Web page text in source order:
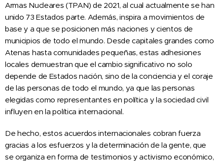
Armas Nucleares (TPAN) de 2021, al cual actualmente se han
unido 73 Estados parte. Además, inspira a movimientos de
base y a que se posicionen más naciones y cientos de
municipios de todo el mundo. Desde capitales grandes como
Atenas hasta comunidades pequeñas, estas adhesiones
locales demuestran que el cambio significativo no solo
depende de Estados nación, sino de la conciencia y el coraje
de las personas de todo el mundo, ya que las personas
elegidas como representantes en política y la sociedad civil
influyen en la política internacional.
De hecho, estos acuerdos internacionales cobran fuerza
gracias a los esfuerzos y la determinación de la gente, que
se organiza en forma de testimonios y activismo económico,